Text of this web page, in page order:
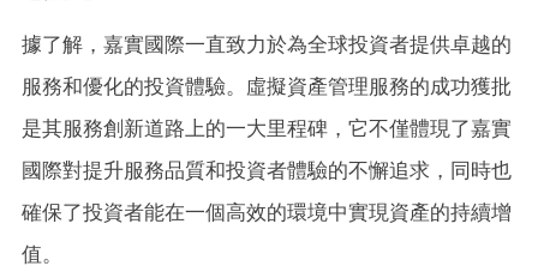
據了解，嘉實國際一直致力於為全球投資者提供卓越的
服務和優化的投資體驗。虛擬資產管理服務的成功獲批
是其服務創新道路上的一大里程碑，它不僅體現了嘉實
國際對提升服務品質和投資者體驗的不懈追求，同時也
確保了投資者能在一個高效的環境中實現資產的持續增
值。